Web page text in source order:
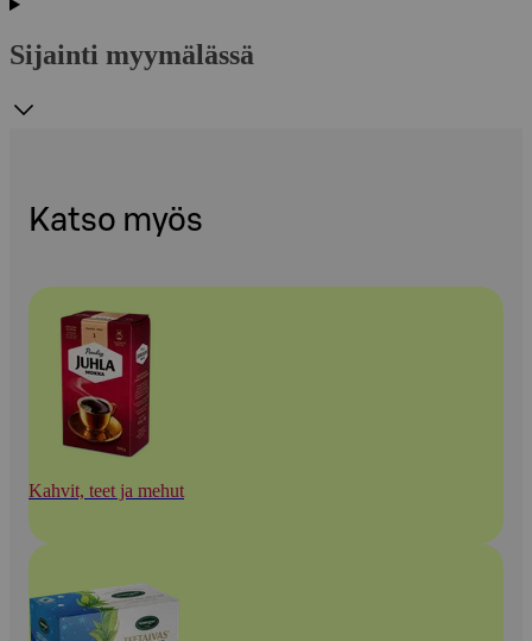
Sijainti myymälässä
Katso myös
Kahvit, teet ja mehut